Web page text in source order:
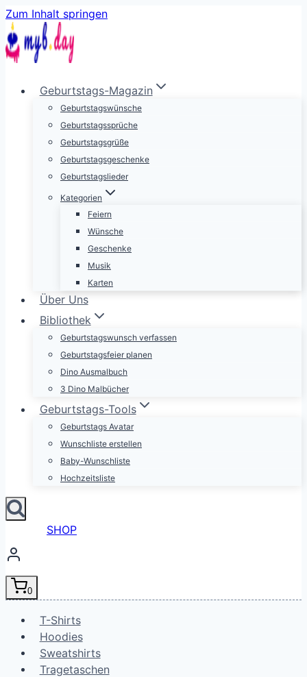
Zum Inhalt springen
Geburtstags-Magazin
Geburtstagswünsche
Geburtstagssprüche
Geburtstagsgrüße
Geburtstagsgeschenke
Geburtstagslieder
Kategorien
Feiern
Wünsche
Geschenke
Musik
Karten
Über Uns
Bibliothek
Geburtstagswunsch verfassen
Geburtstagsfeier planen
Dino Ausmalbuch
3 Dino Malbücher
Geburtstags-Tools
Geburtstags Avatar
Wunschliste erstellen
Baby-Wunschliste
Hochzeitsliste
SHOP
0
T-Shirts
Hoodies
Sweatshirts
Tragetaschen